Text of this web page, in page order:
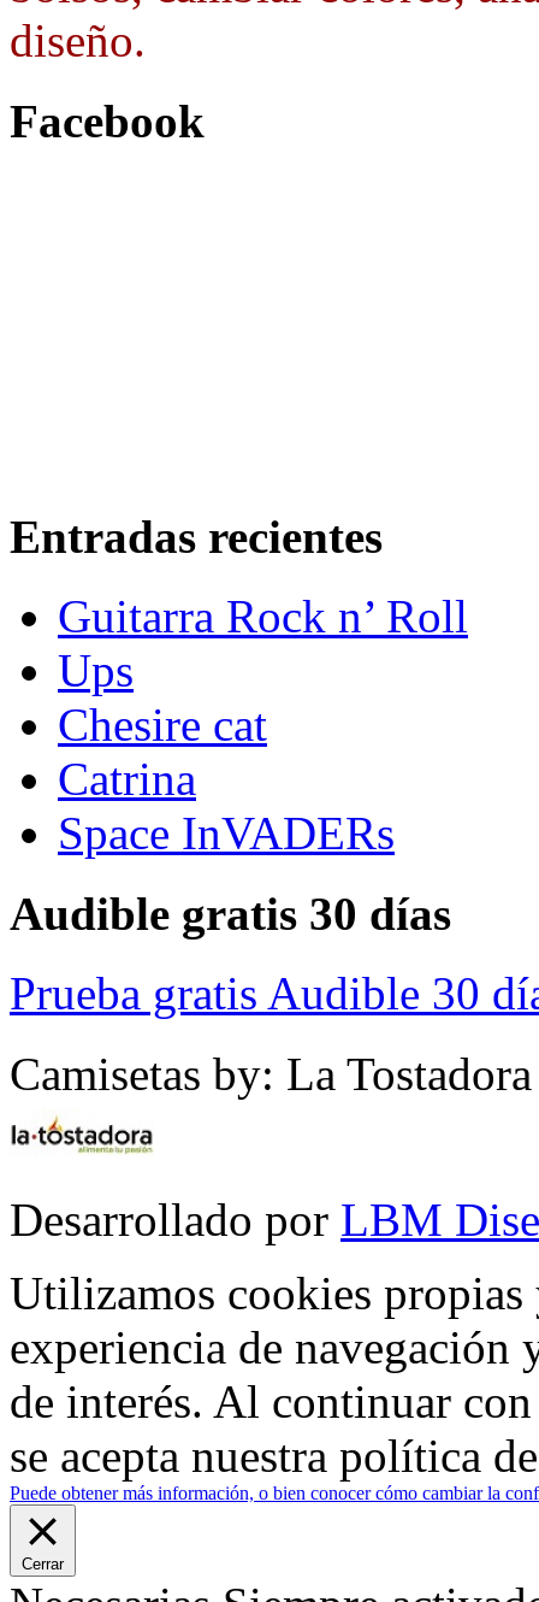
diseño.
Facebook
Entradas recientes
Guitarra Rock n’ Roll
Ups
Chesire cat
Catrina
Space InVADERs
Audible gratis 30 días
Prueba gratis Audible 30
Camisetas by: La Tostadora
Desarrollado por LBM
Utilizamos cookies propias
experiencia de
de interés. Al continuar
se acepta nuestra política
Puede obtener más información, o bien conocer cómo cambiar la
Cerrar